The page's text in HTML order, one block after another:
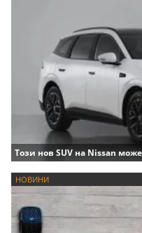
Този нов SUV на Nissan
НОВИНИ